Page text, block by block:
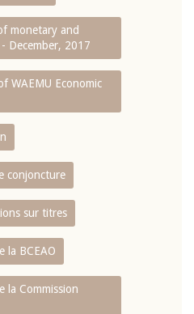
monetary and
December, 2017
WAEMU Economic
conjoncture
sur titres
la BCEAO
la Commission